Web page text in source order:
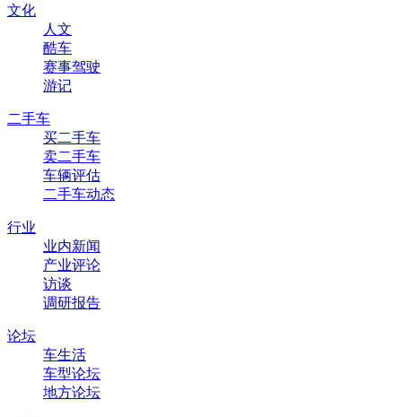
文化
人文
酷车
赛事驾驶
游记
二手车
买二手车
卖二手车
车辆评估
二手车动态
行业
业内新闻
产业评论
访谈
调研报告
论坛
车生活
车型论坛
地方论坛